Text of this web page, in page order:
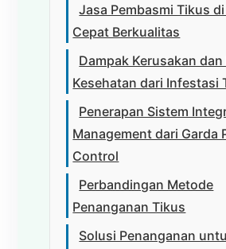
Jasa Pembasmi Tikus
Cepat Berkualitas
Dampak Kerusakan dan
Kesehatan dari Infestasi
Penerapan Sistem
Management dari Garda
Control
Perbandingan Metode
Penanganan Tikus
Solusi Penanganan